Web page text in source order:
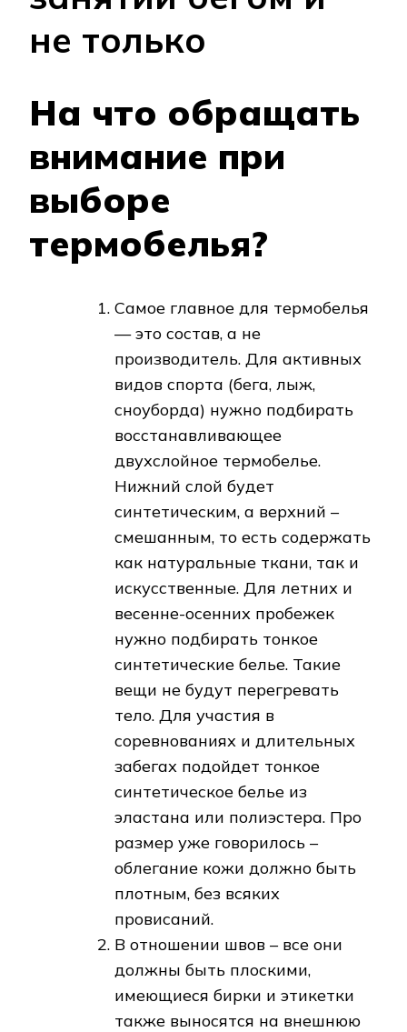
На что обращать
внимание при
выборе
термобелья?
Самое главное для термобелья
— это состав, а не
производитель. Для активных
видов спорта (бега, лыж,
сноуборда) нужно подбирать
восстанавливающее
двухслойное термобелье.
Нижний слой будет
синтетическим, а верхний –
смешанным, то есть содержать
как натуральные ткани, так и
искусственные. Для летних и
весенне-осенних пробежек
нужно подбирать тонкое
синтетические белье. Такие
вещи не будут перегревать
тело. Для участия в
соревнованиях и длительных
забегах подойдет тонкое
синтетическое белье из
эластана или полиэстера. Про
размер уже говорилось –
облегание кожи должно быть
плотным, без всяких
провисаний.
В отношении швов – все они
должны быть плоскими,
имеющиеся бирки и этикетки
также выносятся на внешнюю